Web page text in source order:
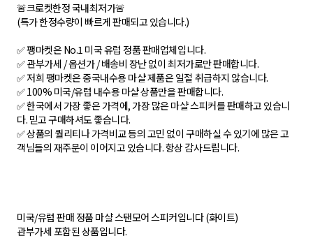
🚨크로켓한정 국내최저가🚨
(특가 한정수량이 빠르게 판매되고 있습니다.)
✅ 팽마켓은 No.1 미국 유럽 정품 판매업체입니다.
✅ 관부가세 / 옵션가 / 배송비 장난 없이 최저가로만 판매합니다.
✅ 저희 팽마켓은 중국내수용 마샬 제품은 일절 취급하지 않습니다.
✅ 100% 미국/유럽 내수용 마샬 상품만을 판매합니다.
✅ 한국에서 가장 좋은 가격에, 가장 많은 마샬 스피커를 판매하고 있습니
다. 믿고 구매하셔도 좋습니다.
✅ 상품의 퀄리티나 가격비교 등의 고민 없이 구매하실 수 있기에 많은 고
객님들의 재주문이 이어지고 있습니다. 항상 감사드립니다.
미국/유럽 판매 정품 마샬 스탠모어 스피커입니다 (화이트)
관부가세 포함된 상품입니다.